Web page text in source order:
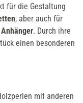
für die Gestaltung
, aber auch für
Anhänger. Durch ihre
einen besonderen
mit anderen